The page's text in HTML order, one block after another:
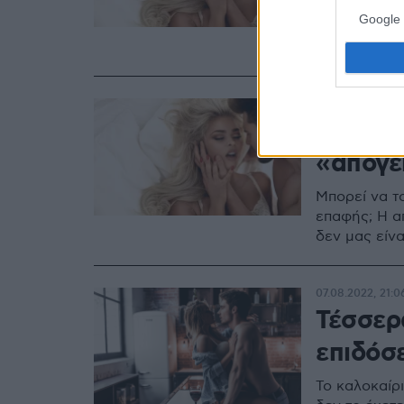
Google
επαφής; Η
δεν μας
Δυο
Μπορεί να
επαφής; Η
δεν μας
Το
07.08.2022,